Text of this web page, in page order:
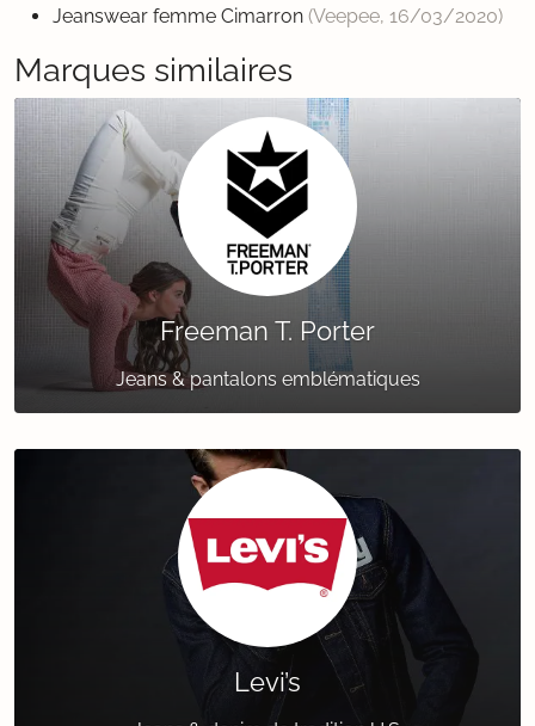
Jeanswear femme Cimarron (Veepee, 16/03/2020)
Marques similaires
Freeman T. Porter
Jeans & pantalons emblématiques
Levi’s